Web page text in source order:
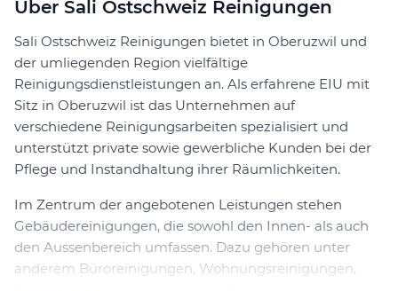
Über Sali Ostschweiz Reinigungen
Sali Ostschweiz Reinigungen bietet in Oberuzwil und
der umliegenden Region vielfältige
Reinigungsdienstleistungen an. Als erfahrene EIU mit
Sitz in Oberuzwil ist das Unternehmen auf
verschiedene Reinigungsarbeiten spezialisiert und
unterstützt private sowie gewerbliche Kunden bei der
Pflege und Instandhaltung ihrer Räumlichkeiten.
Im Zentrum der angebotenen Leistungen stehen
Gebäudereinigungen, die sowohl den Innen- als auch
den Aussenbereich umfassen. Dazu gehören unter
anderem Büroreinigungen, Wohnungsreinigungen,